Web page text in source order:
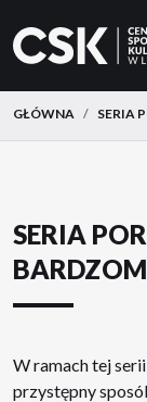
CSK
do
menu
do
treści
GŁÓWNA SERIA
SERIA
W ramach tej
przystępny